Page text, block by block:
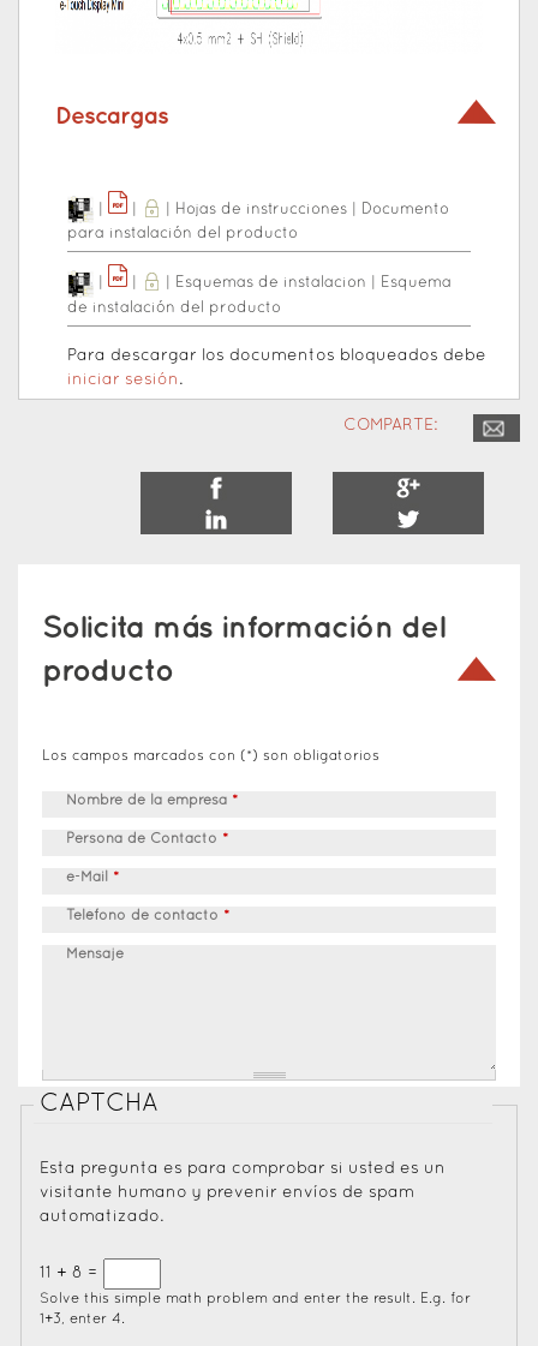
Descargas
Hojas de instrucciones
Documento
para instalación del producto
Esquemas de instalacion
Esquema
de instalación del producto
Para descargar los documentos bloqueados debe
iniciar sesión .
COMPARTE:
Solicita más información del
producto
Los campos marcados con (*) son obligatorios
Nombre de la empresa *
Persona de Contacto *
e-Mail *
Teléfono de contacto *
Mensaje
CAPTCHA
Esta pregunta es para comprobar si usted es un
visitante humano y prevenir envíos de spam
automatizado.
11 + 8 =
Solve this simple math problem and enter the result. E.g. for
1+3, enter 4.